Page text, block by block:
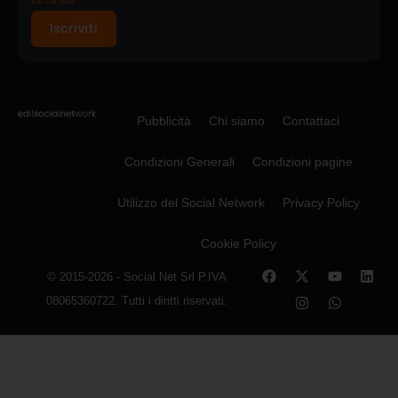
Iscriviti
Pubblicità Chi siamo Contattaci
Condizioni Generali Condizioni pagine
Utilizzo del Social Network Privacy Policy
Cookie Policy
© 2015-2026 - Social Net Srl P.IVA
08065360722. Tutti i diritti riservati.